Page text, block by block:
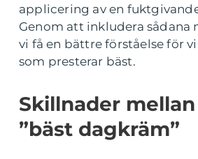
applicering av en
Genom att inkludera sådana
vi få en bättre förståelse för
som presterar bäst.
Skillnader
”bäst dagkräm”